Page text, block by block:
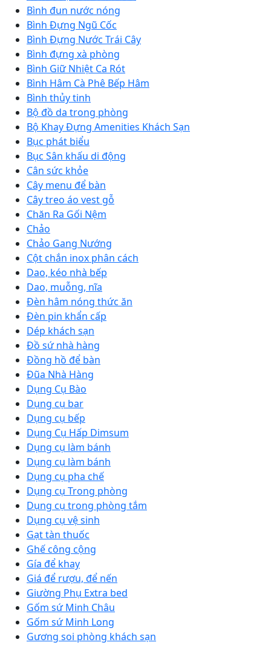
Bình đun nước nóng
Bình Đựng Ngũ Cốc
Bình Đựng Nước Trái Cây
Bình đựng xà phòng
Bình Giữ Nhiệt Ca Rót
Bình Hâm Cà Phê Bếp Hâm
Bình thủy tinh
Bộ đồ da trong phòng
Bộ Khay Đựng Amenities Khách Sạn
Bục phát biểu
Bục Sân khấu di động
Cân sức khỏe
Cây menu để bàn
Cây treo áo vest gỗ
Chăn Ra Gối Nệm
Chảo
Chảo Gang Nướng
Cột chắn inox phân cách
Dao, kéo nhà bếp
Dao, muỗng, nĩa
Đèn hâm nóng thức ăn
Đèn pin khẩn cấp
Dép khách sạn
Đồ sứ nhà hàng
Đồng hồ để bàn
Đũa Nhà Hàng
Dụng Cụ Bào
Dụng cụ bar
Dụng cụ bếp
Dụng Cụ Hấp Dimsum
Dụng cụ làm bánh
Dụng cụ làm bánh
Dụng cụ pha chế
Dụng cụ Trong phòng
Dụng cụ trong phòng tắm
Dụng cụ vệ sinh
Gạt tàn thuốc
Ghế công cộng
Gía để khay
Giá để rượu, để nến
Giường Phụ Extra bed
Gốm sứ Minh Châu
Gốm sứ Minh Long
Gương soi phòng khách sạn